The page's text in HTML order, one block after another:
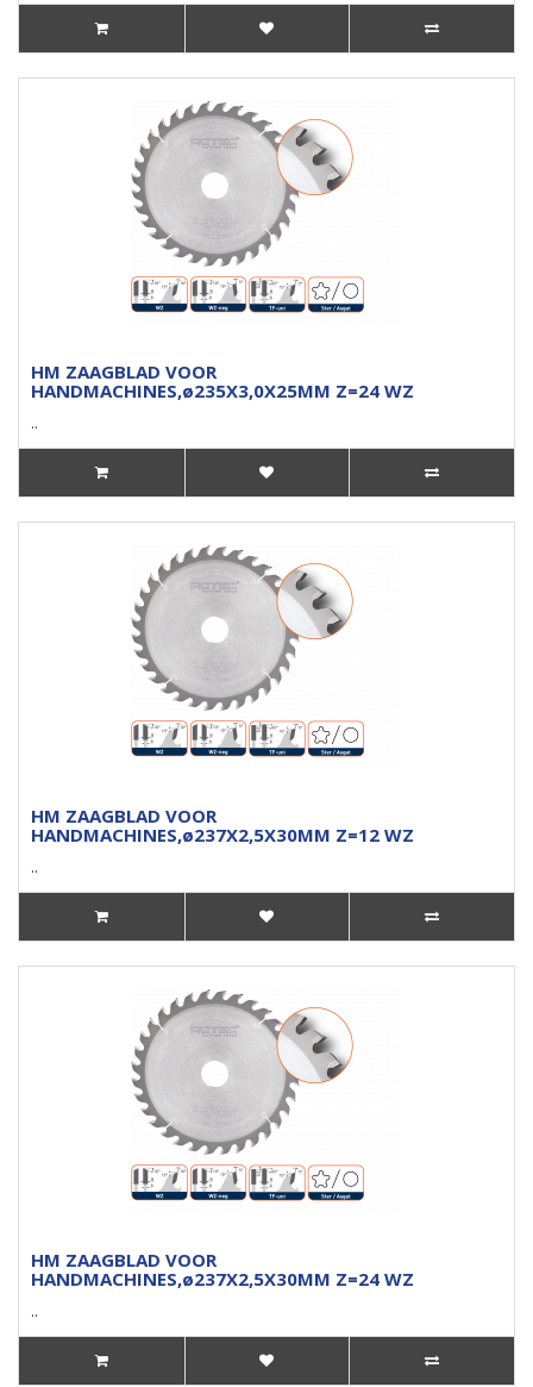
HM ZAAGBLAD VOOR
HANDMACHINES,ø235X3,0X25MM Z=24 WZ
..
HM ZAAGBLAD VOOR
HANDMACHINES,ø237X2,5X30MM Z=12 WZ
..
HM ZAAGBLAD VOOR
HANDMACHINES,ø237X2,5X30MM Z=24 WZ
..